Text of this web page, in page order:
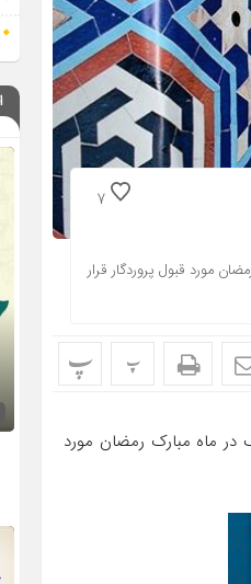
7
مورد قبول پروردگار قرار
پ پ
در ماه مبارک رمضان مورد